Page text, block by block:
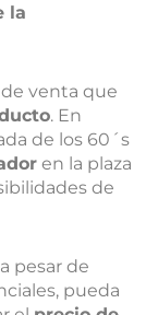
la
de venta que
. En
de los 60´s
en la plaza
de
pesar de
pueda